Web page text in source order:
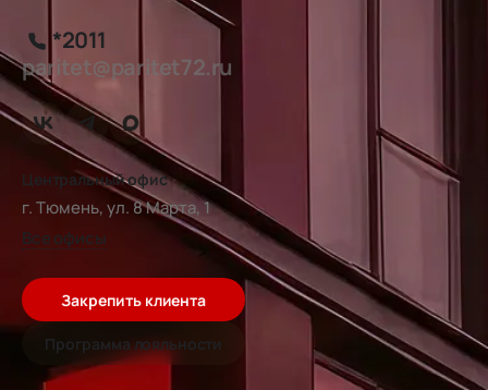
*2011
paritet@paritet72.ru
Центральный офис
г. Тюмень, ул. 8 Марта, 1
Все офисы
Закрепить клиента
Программа лояльности